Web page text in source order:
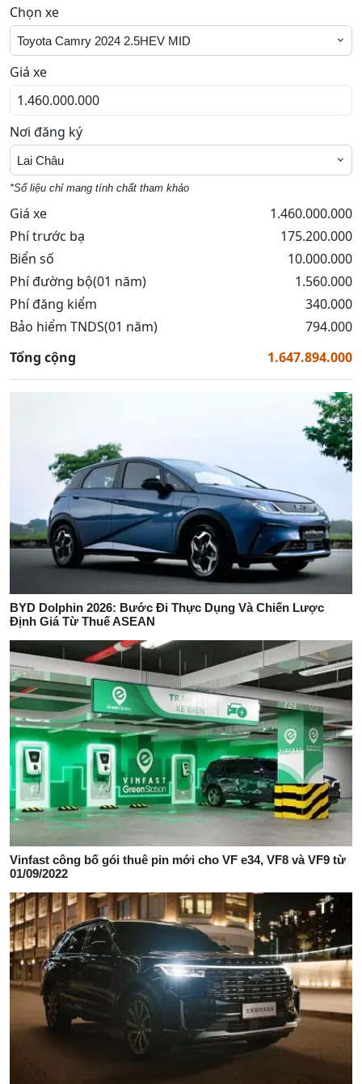
Chọn xe
Toyota Camry 2024 2.5HEV MID
Giá xe
Nơi đăng ký
Lai Châu
*Số liệu chỉ mang tính chất tham khảo
Giá xe
1.460.000.000
Phí trước bạ
175.200.000
Biển số
10.000.000
Phí đường bộ(01 năm)
1.560.000
Phí đăng kiểm
340.000
Bảo hiểm TNDS(01 năm)
794.000
Tổng cộng
1.647.894.000
BYD Dolphin 2026: Bước Đi Thực Dụng Và Chiến Lược
Định Giá Từ Thuế ASEAN
Vinfast công bố gói thuê pin mới cho VF e34, VF8 và VF9 từ
01/09/2022